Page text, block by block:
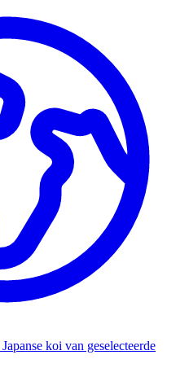
Japanse koi van geselecteerde